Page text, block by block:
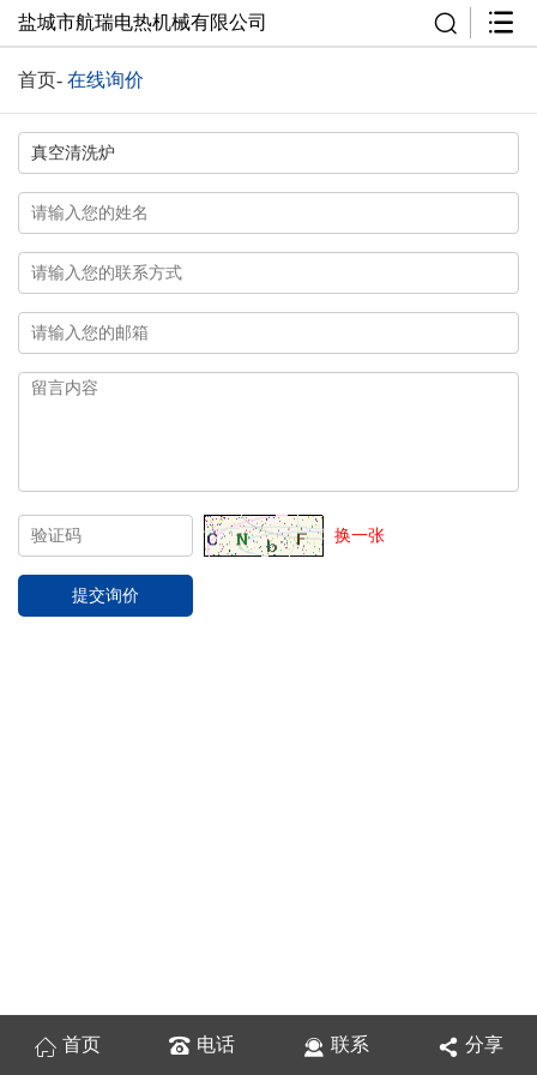
盐城市航瑞电热机械有限公司
首页- 在线询价
换一张
首页 电话 联系 分享